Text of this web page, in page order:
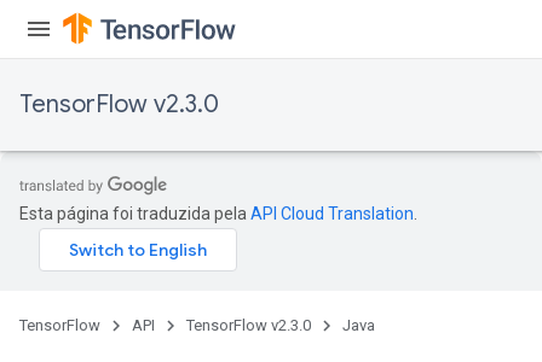
TensorFlow v2.3.0
Esta página foi traduzida pela API Cloud Translation
TensorFlow API TensorFlow v2.3.0 Java